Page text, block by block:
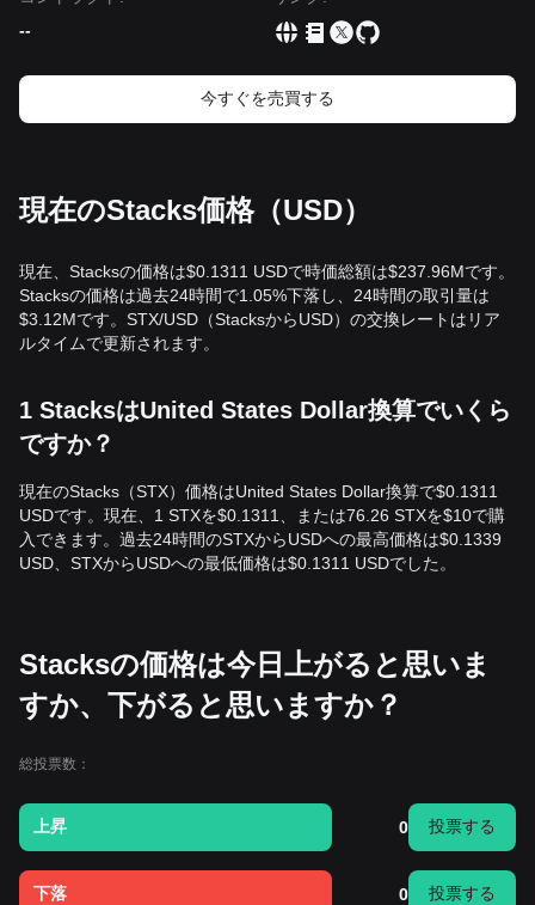
--
今すぐを売買する
現在のStacks価格（USD）
現在、Stacksの価格は$0.1311 USDで時価総額は$237.96Mです。
Stacksの価格は過去24時間で1.05%下落し、24時間の取引量は
$3.12Mです。STX/USD（StacksからUSD）の交換レートはリア
ルタイムで更新されます。
1 StacksはUnited States Dollar換算でいくら
ですか？
現在のStacks（STX）価格はUnited States Dollar換算で$0.1311
USDです。現在、1 STXを$0.1311、または76.26 STXを$10で購
入できます。過去24時間のSTXからUSDへの最高価格は$0.1339
USD、STXからUSDへの最低価格は$0.1311 USDでした。
Stacksの価格は今日上がると思いま
すか、下がると思いますか？
総投票数：
上昇 0 投票する
下落 0 投票する